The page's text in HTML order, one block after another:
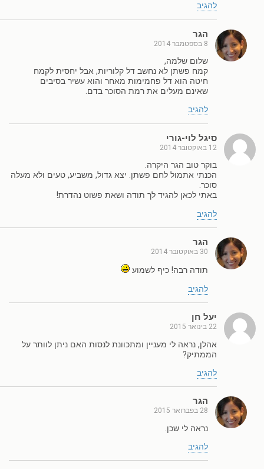
להגיב
הגר
8 בספטמבר 2014
שלום שלמה,
קמח פשתן לא נחשב דל קלוריות, אבל יחסית לקמח
חיטה הוא דל פחמימות מאחר והוא עשיר בסיבים
שאינם מעלים את רמת הסוכר בדם.
להגיב
סיגל לוי-גורי
12 באוקטובר 2014
בוקר טוב הגר היקרה.
הכנתי אתמול לחם פשתן. יצא גדול, משביע, טעים ולא מעלה
סוכר.
באתי לכאן להגיד לך תודה ושאת פשוט נהדרת!
להגיב
הגר
30 באוקטובר 2014
תודה רבה! כיף לשמוע
להגיב
יעל חן
22 בינואר 2015
אהלן, נראה לי מעניין ומתכוונת לנסות האם ניתן לוותר על
הממתיק?
להגיב
הגר
28 בפברואר 2015
נראה לי שכן.
להגיב